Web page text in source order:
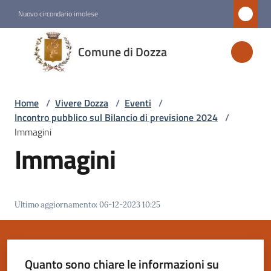
Nuovo circondario imolese
Comune di Dozza
Comune
di
Dozza
Amministrazione
Novità
Dozza
Menu selezionato
Home / Vivere Dozza / Eventi /
Incontro pubblico sul Bilancio di previsione 2024 /
Immagini
Immagini
Ultimo aggiornamento:06-12-2023 10:25
Quanto sono chiare le informazioni su